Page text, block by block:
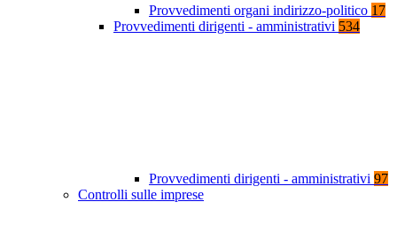
Provvedimenti organi indirizzo-politico 17
Provvedimenti dirigenti - amministrativi 534
Provvedimenti dirigenti - amministrativi 97
Controlli sulle imprese